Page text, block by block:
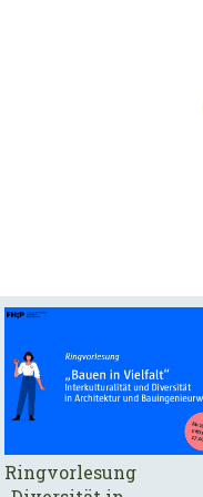
Ringvorlesung